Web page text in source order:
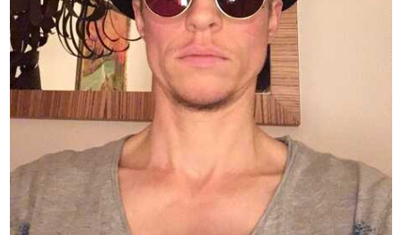
Ausschreibungen
Mitglied werden
Künstler:innen
Über uns
Spenden